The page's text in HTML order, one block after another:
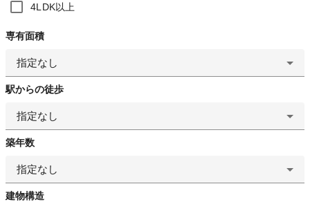
4LDK以上
専有面積
指定なし
駅からの徒歩
指定なし
築年数
指定なし
建物構造